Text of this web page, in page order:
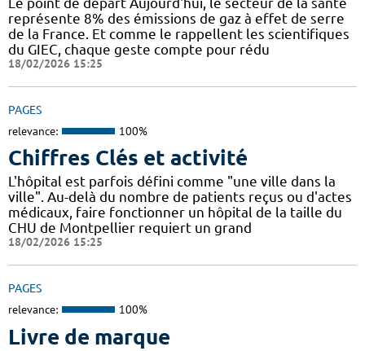
représente 8% des émissions de gaz à effet de serre
de la France. Et comme le rappellent les scientifiques
du GIEC, chaque geste compte pour rédu
18/02/2026 15:25
PAGES
relevance: 100%
Chiffres Clés et activité
L'hôpital est parfois défini comme "une ville dans la
ville". Au-delà du nombre de patients reçus ou d'actes
médicaux, faire fonctionner un hôpital de la taille du
CHU de Montpellier requiert un grand
18/02/2026 15:25
PAGES
relevance: 100%
Livre de marque